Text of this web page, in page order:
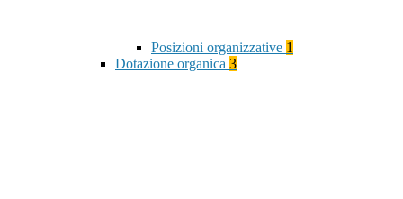
Posizioni organizzative 1
Dotazione organica 3